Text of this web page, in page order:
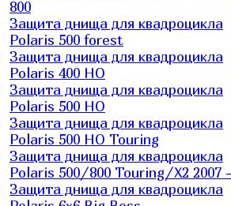
800
Защита днища для квадроцикла
Polaris 500 forest
Защита днища для квадроцикла
Polaris 400 HO
Защита днища для квадроцикла
Polaris 500 HO
Защита днища для квадроцикла
Polaris 500 HO Touring
Защита днища для квадроцикла
Polaris 500/800 Touring/X2 2007 -
Защита днища для квадроцикла